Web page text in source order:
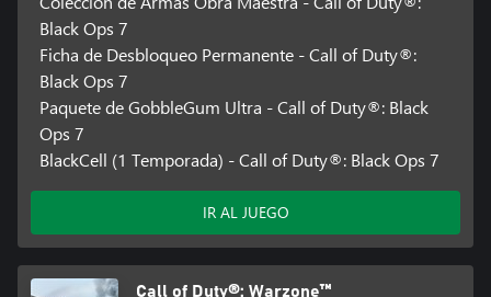
Black Ops 7
Ficha de Desbloqueo Permanente - Call of Duty®:
Black Ops 7
Paquete de GobbleGum Ultra - Call of Duty®: Black
Ops 7
BlackCell (1 Temporada) - Call of Duty®: Black Ops 7
IR AL JUEGO
Call of Duty®: Warzone™